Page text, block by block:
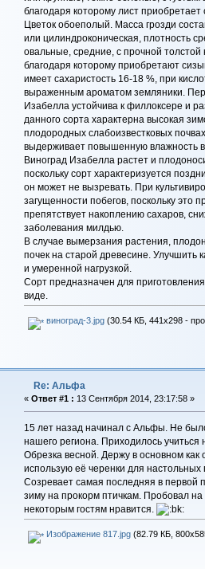
благодаря которому лист
Цветок обоеполый. Масса грозди
или цилиндроконическая, плотность
овальные, средние, с прочной
благодаря которому приобретают
имеет сахаристость 16-18 %, при
выраженным ароматом земляники.
Изабелла устойчива к филлоксере и
данного сорта характерна высокая
плодородных слабоизвестковых
выдерживает повышенную влажность
Виноград Изабелла растет и
поскольку сорт характеризуется
он может не вызревать. При
загущенности побегов, поскольку это
препятствует накоплению сахаров,
заболевания милдью.
В случае вымерзания растения,
почек на старой древесине. Улучшить
и умеренной нагрузкой.
Сорт предназначен для
виде.
виноград-3.jpg(30.54 КБ, 441x298 -
Re: Альфа
« Ответ #1 : 13 Сентября 2014, 23:17:58 »
15 лет назад начинал с Альфы. Не
нашего региона. Приходилось
Обрезка весной. Держу в основном
использую её черенки для
Созревает самая последняя в первой
зиму на прокорм птичкам. Пробовал на
некоторым гостям нравится.
Изображение 817.jpg(82.79 КБ,